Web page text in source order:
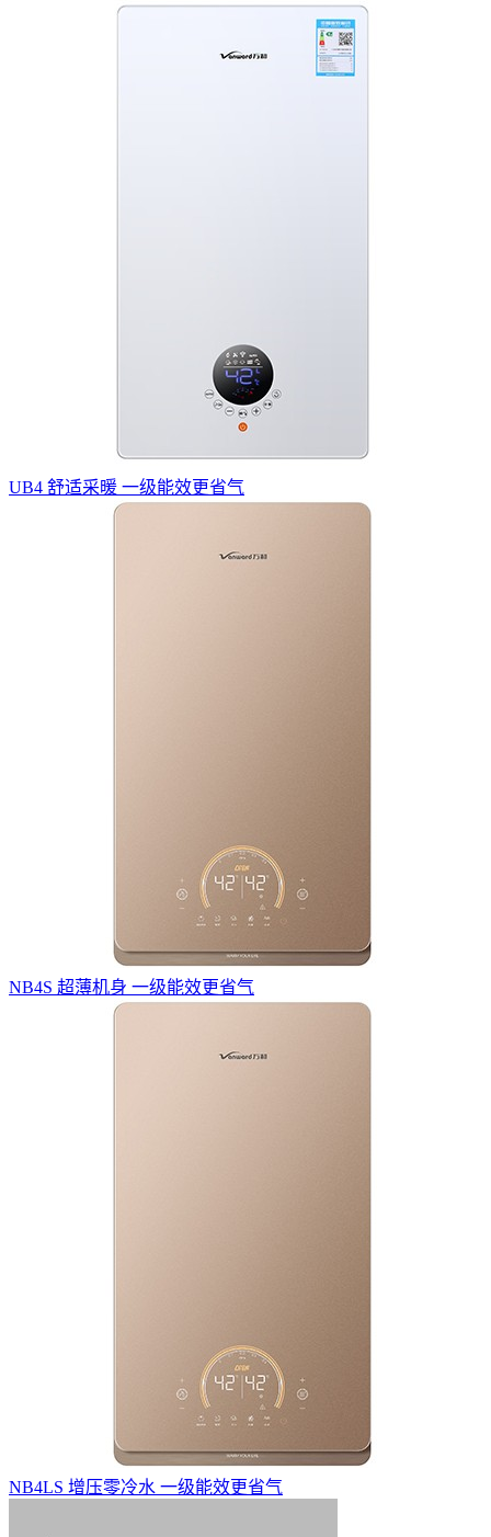
UB4 舒适采暖 一级能效更省气
NB4S 超薄机身 一级能效更省气
NB4LS 增压零冷水 一级能效更省气